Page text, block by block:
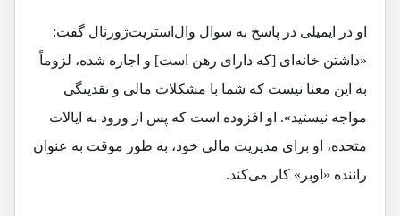
او در ایمیلی در پاسخ به سوال وال‌استریت‌ژورنال گفت:
«داشتن خانه‌ای [که دارای رهن است] و اجاره شده، لزوماً
به این معنا نیست که شما با مشکلات مالی و نقدینگی
مواجه نیستید». او افزوده است که پس از ورود به ایالات
متحده، او برای مدیریت مالی خود، به طور موقت به عنوان
راننده «اوبر» کار می‌کند.